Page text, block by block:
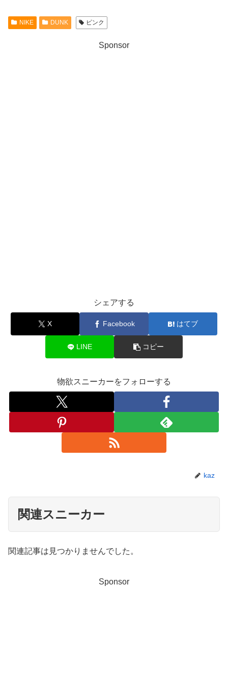
NIKE DUNK ピンク
Sponsor
シェアする
X Facebook はてブ
LINE コピー
物欲スニーカーをフォローする
kaz
関連スニーカー
関連記事は見つかりませんでした。
Sponsor